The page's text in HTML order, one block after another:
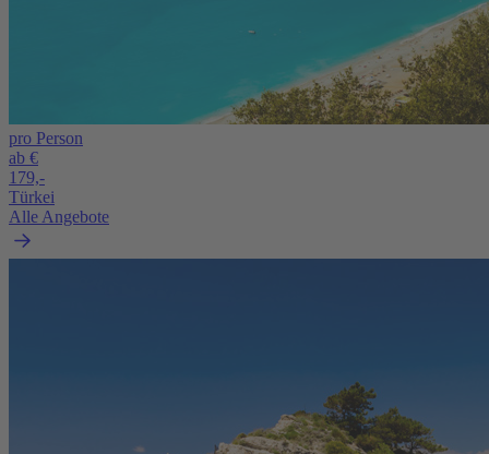
pro Person
ab €
179,-
Türkei
Alle Angebote